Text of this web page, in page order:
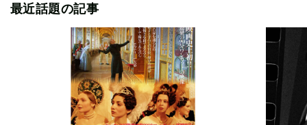
最近話題の記事